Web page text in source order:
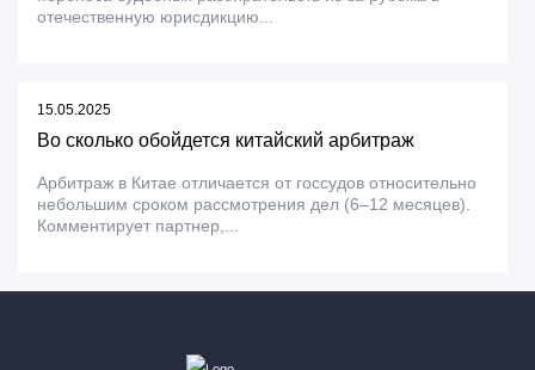
отечественную юрисдикцию...
15.05.2025
Во сколько обойдется китайский арбитраж
Арбитраж в Китае отличается от госсудов относительно
небольшим сроком рассмотрения дел (6–12 месяцев).
Комментирует партнер,...